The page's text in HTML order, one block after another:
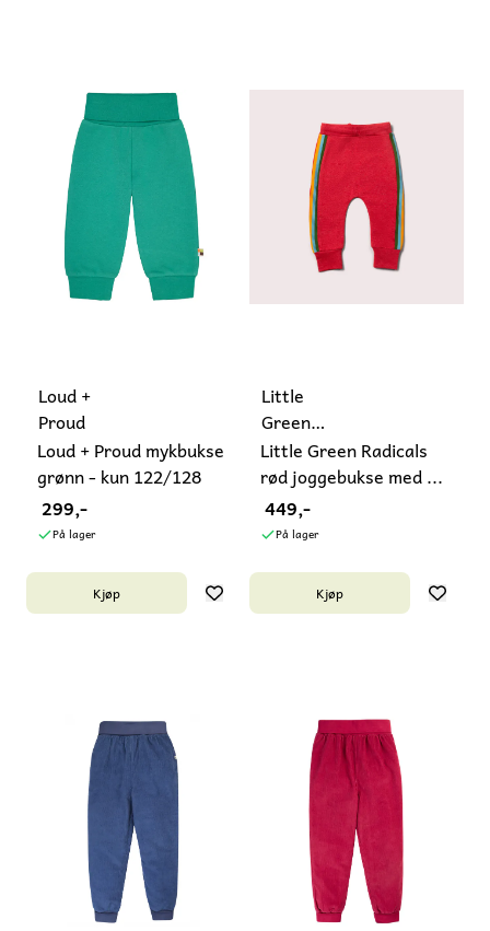
Loud +
Proud
Loud + Proud mykbukse
grønn - kun 122/128
299,-
På lager
Kjøp
Little
Green
Radicals
Little Green Radicals
rød joggebukse med ...
449,-
På lager
Kjøp